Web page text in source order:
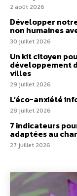
2 août 2026
Développer
non humaines
30 juillet 2026
Un kit citoyen
développement
villes
29 juillet 2026
L’éco-anxiété
28 juillet 2026
7 indicateurs
adaptées au
27 juillet 2026